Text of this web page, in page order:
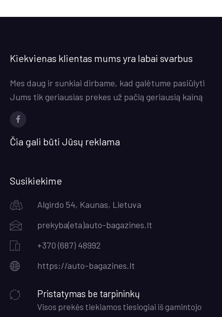
Kiekvienas klientas mums yra labai svarbus
Mes daug ir sunkiai dirbame, kad galėtume pasiūlyti
Jums tik geriausias prekes už pačią geriausią kainą
Čia gali būti Jūsų reklama
Susikiekime
Algirdo 54, Kaunas, Lietuva
prekyba(eta)auto-bagazines.lt
+370 (687) 48992
https;//auto-bagazines.lt
Pristatymas be tarpininkų
Visos prekės tiekiamos tiesiogiai iš gamintojo